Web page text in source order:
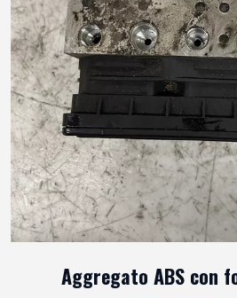
Aggregato ABS con